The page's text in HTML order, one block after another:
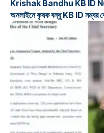
Krishak Bandhu KB ID
অনলাইনে কৃষক বন্ধু KB ID নম্বর